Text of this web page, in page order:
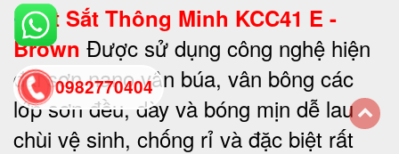
•Két Sắt Thông Minh KCC41 E -
Brown Được sử dụng công nghệ hiện
đại sơn nano vân búa, vân bông các
lớp sơn đều, dày và bóng mịn dễ lau
chùi vệ sinh, chống rỉ và đặc biệt rất
0982770404
back